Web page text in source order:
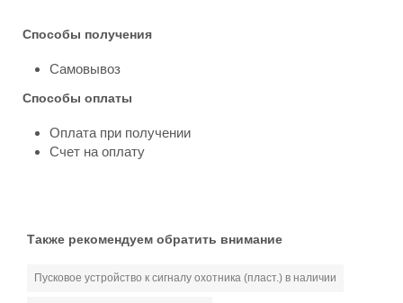
Способы получения
Самовывоз
Способы оплаты
Оплата при получении
Счет на оплату
Также рекомендуем обратить внимание
Пусковое устройство к сигналу охотника (пласт.) в наличии